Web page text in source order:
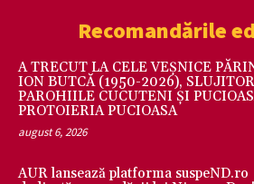
Recomandările
A TRECUT LA CELE VEȘNICE
ION BUTCĂ (1950-2026),
PAROHIILE CUCUTENI ȘI
PROTOIERIA PUCIOASA
august 6, 2026
AUR lansează platforma suspeND.ro